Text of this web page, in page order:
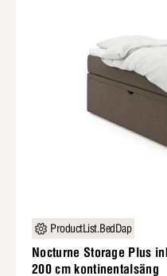
ProductList.BedDap
Nocturne Storage Plus
200 cm kontinentalsäng